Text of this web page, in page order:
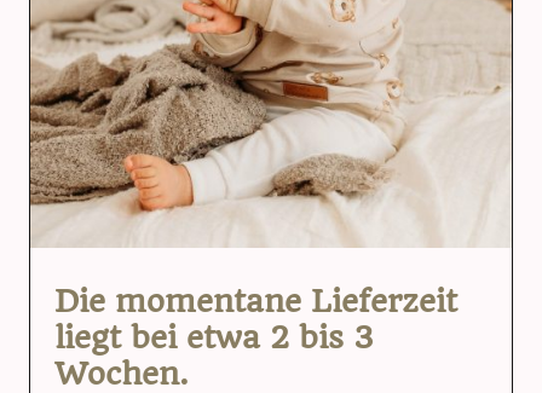
Die momentane Lieferzeit
liegt bei etwa 2 bis 3
Wochen.